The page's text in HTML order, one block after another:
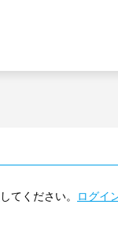
してください。 ログイ